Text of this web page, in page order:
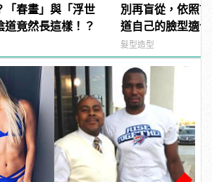
「春畫」與「浮世
道竟然長這樣！？
別再盲從，依照7
道自己的臉型適
髮型造型